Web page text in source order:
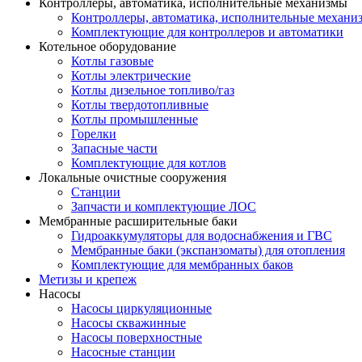
Контроллеры, автоматика, исполнительные механизмы
Контроллеры, автоматика, исполнительные
Комплектующие для контроллеров и автоматики
Котельное оборудование
Котлы газовые
Котлы электрические
Котлы дизельное топливо/газ
Котлы твердотопливные
Котлы промышленные
Горелки
Запасные части
Комплектующие для котлов
Локальные очистные сооружения
Станции
Запчасти и комплектующие ЛОС
Мембранные расширительные баки
Гидроаккумуляторы для водоснабжения и ГВС
Мембранные баки (экспанзоматы) для отопления
Комплектующие для мембранных баков
Метизы и крепеж
Насосы
Насосы циркуляционные
Насосы скважинные
Насосы поверхностные
Насосные станции